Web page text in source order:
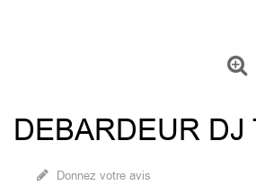
DEBARDEUR DJ
Donnez votre avis